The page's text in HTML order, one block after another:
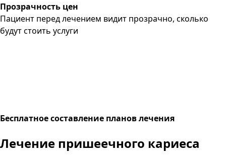
Прозрачность цен
Пациент перед лечением видит прозрачно, сколько
будут стоить услуги
Бесплатное составление планов лечения
Лечение пришеечного кариеса